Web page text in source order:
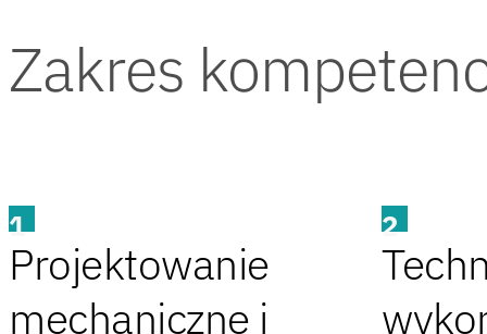
Zakres
1
Projektowanie
mechaniczne i
2